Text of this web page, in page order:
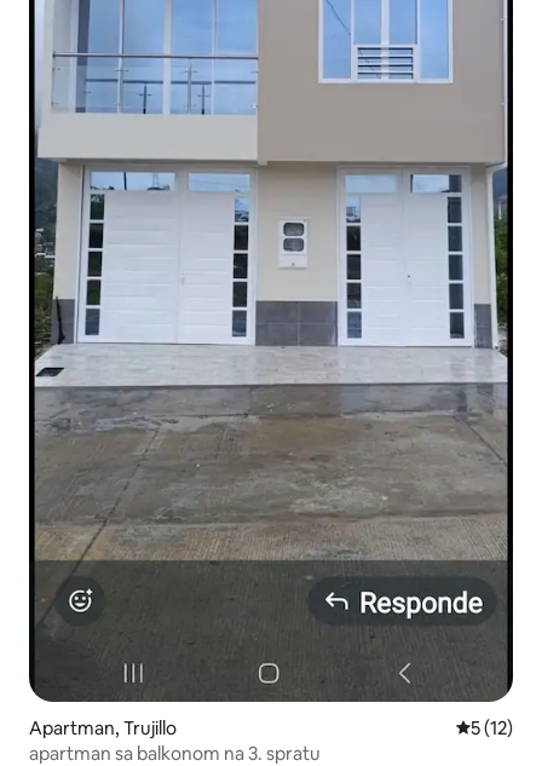
Apartman, Trujillo Prosečna
5 (12)
apartman sa balkonom na 3. spratu